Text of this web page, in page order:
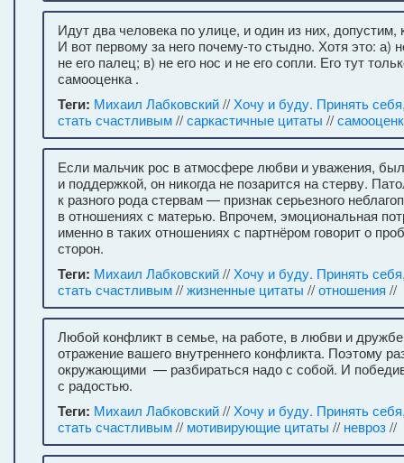
Идут два человека по улице, и один из них, допустим,
И вот первому за него почему-то стыдно. Хотя это: а)
не его палец; в) не его нос и не его сопли. Его тут
самооценка .
Теги: Михаил Лабковский// Хочу и буду. Принять
стать счастливым//саркастичные цитаты //
Если мальчик рос в атмосфере любви и уважения,
и поддержкой, он никогда не позарится на стерву.
к разного рода стервам — признак серьезного
в отношениях с матерью. Впрочем, эмоциональная
именно в таких отношениях с партнёром говорит о
сторон.
Теги: Михаил Лабковский// Хочу и буду. Принять
стать счастливым//жизненные цитаты //отношения //
Любой конфликт в семье, на работе, в любви и
отражение вашего внутреннего конфликта. Поэтому
окружающими — разбираться надо с собой. И
с радостью.
Теги: Михаил Лабковский// Хочу и буду. Принять
стать счастливым// мотивирующие цитаты // невроз//